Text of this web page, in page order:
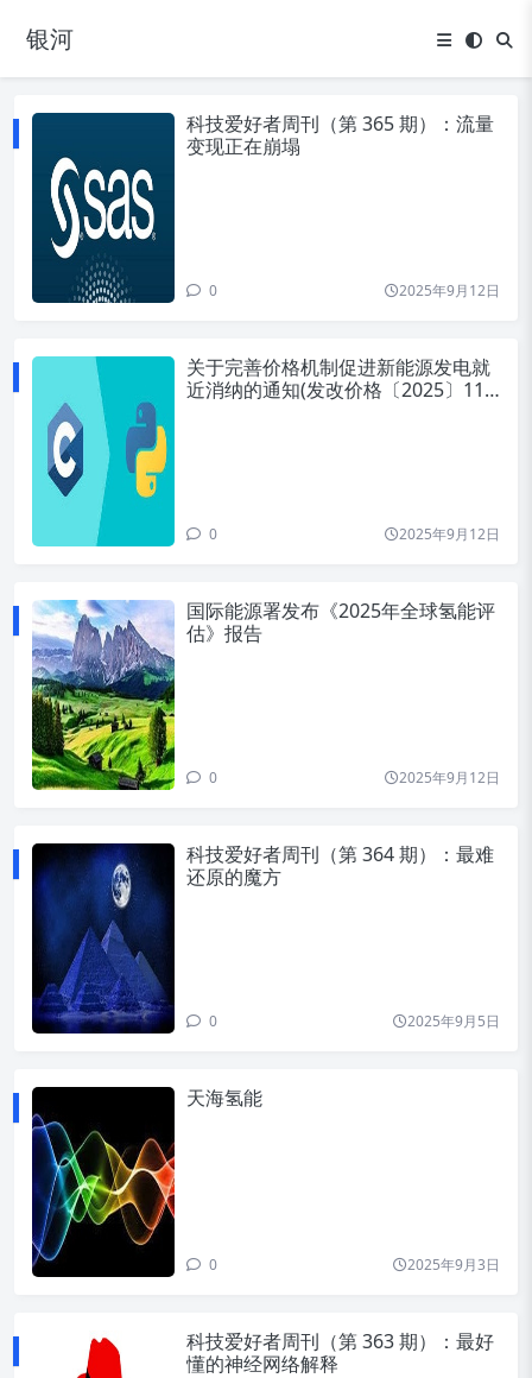
银河
科技爱好者周刊（第 365 期）：流量
变现正在崩塌
0 2025年9月12日
关于完善价格机制促进新能源发电就
近消纳的通知(发改价格〔2025〕119
0 2025年9月12日
国际能源署发布《2025年全球氢能评
估》报告
0 2025年9月12日
科技爱好者周刊（第 364 期）：最难
还原的魔方
0 2025年9月5日
天海氢能
0 2025年9月3日
科技爱好者周刊（第 363 期）：最好
懂的神经网络解释